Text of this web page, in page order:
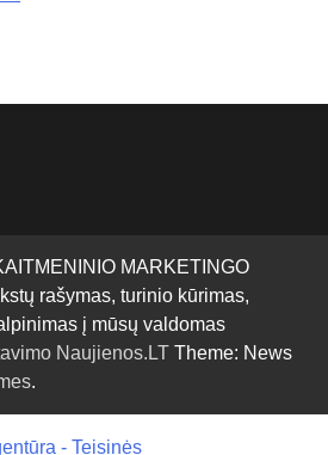
MARKETINGO
rašymas, turinio kūrimas,
į mūsų valdomas
Naujienos.LT Theme: News
.
- Teisinės